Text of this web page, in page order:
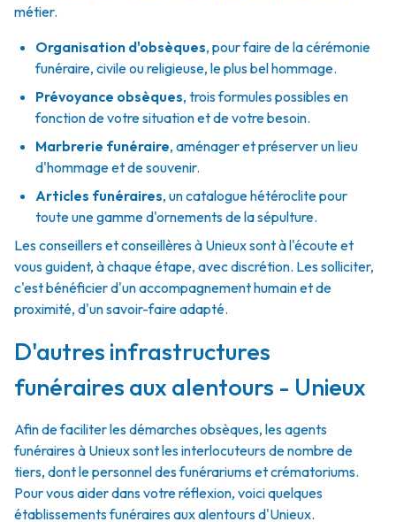
métier.
Organisation d'obsèques, pour faire de la cérémonie
funéraire, civile ou religieuse, le plus bel hommage.
Prévoyance obsèques, trois formules possibles en
fonction de votre situation et de votre besoin.
Marbrerie funéraire, aménager et préserver un lieu
d'hommage et de souvenir.
Articles funéraires, un catalogue hétéroclite pour
toute une gamme d'ornements de la sépulture.
Les conseillers et conseillères à Unieux sont à l'écoute et
vous guident, à chaque étape, avec discrétion. Les solliciter,
c'est bénéficier d'un accompagnement humain et de
proximité, d'un savoir-faire adapté.
D'autres infrastructures
funéraires aux alentours - Unieux
Afin de faciliter les démarches obsèques, les agents
funéraires à Unieux sont les interlocuteurs de nombre de
tiers, dont le personnel des funérariums et crématoriums.
Pour vous aider dans votre réflexion, voici quelques
établissements funéraires aux alentours d'Unieux.